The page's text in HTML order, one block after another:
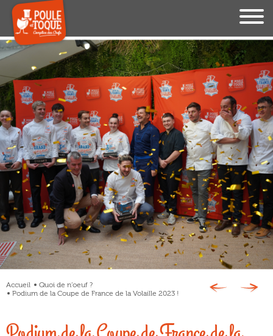
Accueil
Quoi de n’oeuf ?
Podium de la Coupe de France de la Volaille 2023 !
Le site internet Poule et Toque
utilise des cookies !
Nous utilisons des cookies pour nous assurer du bon
fonctionnement de notre site et à des fins analytiques. Vous
pouvez changer d'avis à tout moment en cliquant sur l'icône
présente sur chaque page de notre site. En autorisant ces
services tiers, vous acceptez le dépôt et la lecture de
cookies et l'utilisation de technologies de suivi nécessaires
à leur bon fonctionnement.
Charte de confidentialité